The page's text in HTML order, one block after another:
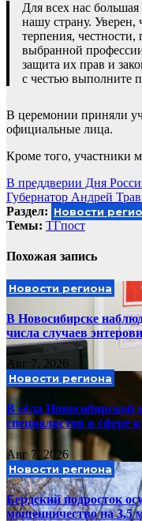
Для всех нас
нашу страну. Уверен,
терпения,
выбранной
защита их прав и
с честью выполните
В церемонии приняли
официальные лица.
Кроме того, участники
Навигация
по
записям
В преддверии Дня
Губернатор Андрей
Раздел: Новости
Темы: ТГпост
Похожая запись
Новости региона
В Новосибирске
числа случаев
Авг 7, 2026
Новости региона
В сёла Новосибирской
специалистов в сфере
Авг 7, 2026
Новости региона
Бердский подросток
мошенничество на 3,5